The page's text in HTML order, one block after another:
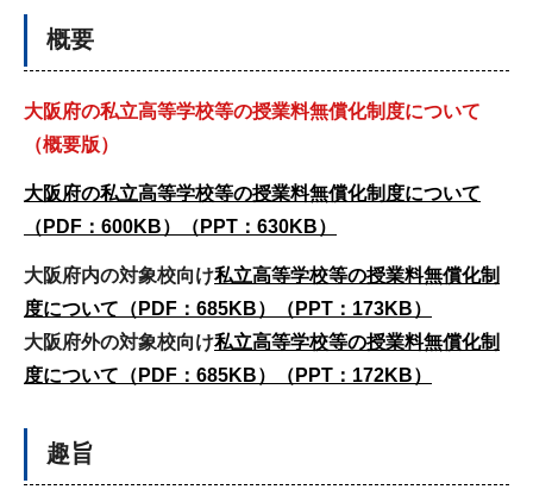
概要
大阪府の私立高等学校等の授業料無償化制度について
（概要版）
大阪府の私立高等学校等の授業料無償化制度について
（PDF：600KB）
（PPT：630KB）
大阪府内の対象校向け私立高等学校等の授業料無償化制
度について（PDF：685KB）
（PPT：173KB）
大阪府外の対象校向け私立高等学校等の授業料無償化制
度について（PDF：685KB）
（PPT：172KB）
趣旨